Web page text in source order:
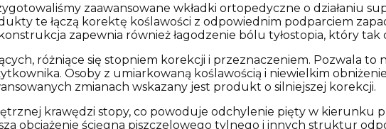
zaawansowane wkładki ortopedyczne o działaniu
te łączą korektę koślawości z odpowiednim podparciem
zapewnia również łagodzenie bólu tyłostopia, który tak
różniące się stopniem korekcji i przeznaczeniem. Pozwala
Osoby z umiarkowaną koślawością i niewielkim
zmianach wskazany jest produkt o silniejszej korekcji.
krawędzi stopy, co powoduje odchylenie pięty w kierunku
obciążenie ścięgna piszczelowego tylnego i innych struktur